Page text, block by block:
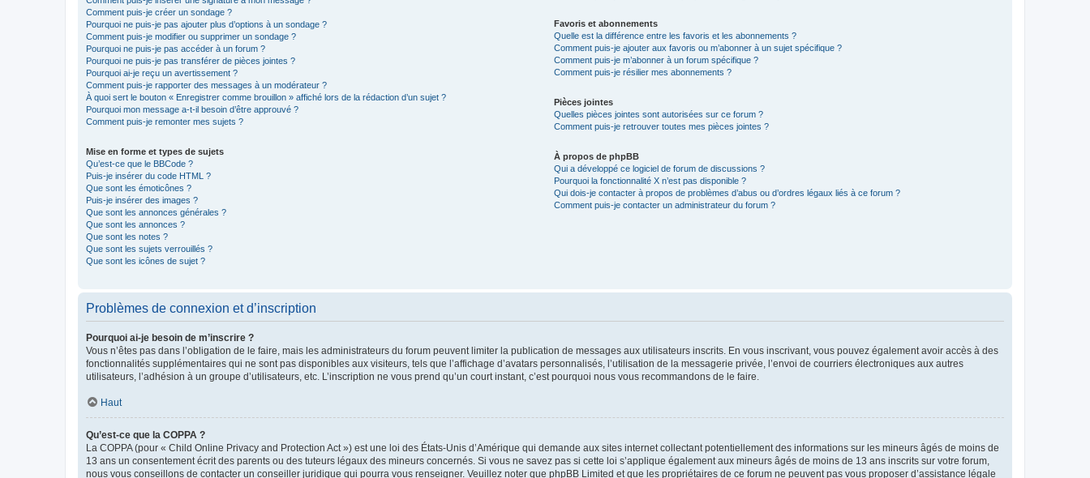
Comment puis-je créer un sondage ?
Pourquoi ne puis-je pas ajouter plus d’options à un sondage ?
Comment puis-je modifier ou supprimer un sondage ?
Pourquoi ne puis-je pas accéder à un forum ?
Pourquoi ne puis-je pas transférer de pièces jointes ?
Pourquoi ai-je reçu un avertissement ?
Comment puis-je rapporter des messages à un modérateur ?
À quoi sert le bouton « Enregistrer comme brouillon » affiché lors de la rédaction d’un sujet ?
Pourquoi mon message a-t-il besoin d’être approuvé ?
Comment puis-je remonter mes sujets ?
Mise en forme et types de sujets
Qu’est-ce que le BBCode ?
Puis-je insérer du code HTML ?
Que sont les émoticônes ?
Puis-je insérer des images ?
Que sont les annonces générales ?
Que sont les annonces ?
Que sont les notes ?
Que sont les sujets verrouillés ?
Que sont les icônes de sujet ?
Favoris et abonnements
Quelle est la différence entre les favoris et les abonnements ?
Comment puis-je ajouter aux favoris ou m’abonner à un sujet spécifique ?
Comment puis-je m’abonner à un forum spécifique ?
Comment puis-je résilier mes abonnements ?
Pièces jointes
Quelles pièces jointes sont autorisées sur ce forum ?
Comment puis-je retrouver toutes mes pièces jointes ?
À propos de phpBB
Qui a développé ce logiciel de forum de discussions ?
Pourquoi la fonctionnalité X n’est pas disponible ?
Qui dois-je contacter à propos de problèmes d’abus ou d’ordres légaux liés à ce forum ?
Comment puis-je contacter un administrateur du forum ?
Problèmes de connexion et d’inscription
Pourquoi ai-je besoin de m’inscrire ?
Vous n’êtes pas dans l’obligation de le faire, mais les administrateurs du forum peuvent limiter la publication de messages aux utilisateurs inscrits. En vous inscrivant, vous pouvez également avoir accès à des
fonctionnalités supplémentaires qui ne sont pas disponibles aux visiteurs, tels que l’affichage d’avatars personnalisés, l’utilisation de la messagerie privée, l’envoi de courriers électroniques aux autres
utilisateurs, l’adhésion à un groupe d’utilisateurs, etc. L’inscription ne vous prend qu’un court instant, c’est pourquoi nous vous recommandons de le faire.
Haut
Qu’est-ce que la COPPA ?
La COPPA (pour « Child Online Privacy and Protection Act ») est une loi des États-Unis d’Amérique qui demande aux sites internet collectant potentiellement des informations sur les mineurs âgés de moins de
13 ans un consentement écrit des parents ou des tuteurs légaux des mineurs concernés. Si vous ne savez pas si cette loi s’applique également aux mineurs âgés de moins de 13 ans inscrits sur votre forum,
nous vous conseillons de contacter un conseiller juridique qui pourra vous renseigner. Veuillez noter que phpBB Limited et que les propriétaires de ce forum ne peuvent pas vous proposer d’assistance légale